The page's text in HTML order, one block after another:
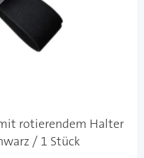
rotierendem Halter
/ 1 Stück